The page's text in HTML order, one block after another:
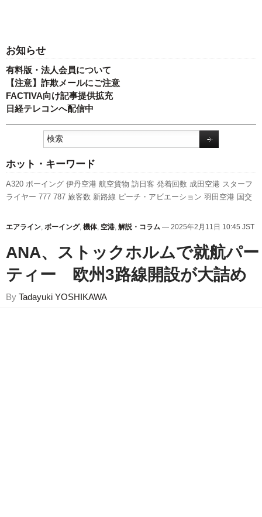
お知らせ
有料版・法人会員について
【注意】詐欺メールにご注意
FACTIVA向け記事提供拡充
日経テレコンへ配信中
ホット・キーワード
A320 ボーイング 伊丹空港 航空貨物 訪日客 発着回数 成田空港 スターフ
ライヤー 777 787 旅客数 新路線 ピーチ・アビエーション 羽田空港 国交
XWB
全日空 利用実績 日本航空 新型コロナウイルス 人事 国交省
関西空
の注目記事
エアライン, ボーイング, 機体, 空港, 解説・コラム — 2025年2月11日 10:45 JST
ANA、ストックホルムで就航パー
ティー 欧州3路線開設が大詰め
By Tadayuki YOSHIKAWA